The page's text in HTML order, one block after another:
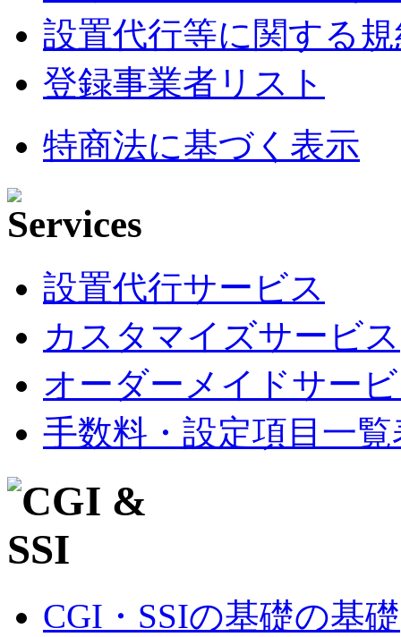
設置代行等に関する
登録事業者リスト
特商法に基づく表示
設置代行サービス
カスタマイズサービス
オーダーメイドサー
手数料・設定項目一覧
CGI・SSIの基礎の基礎